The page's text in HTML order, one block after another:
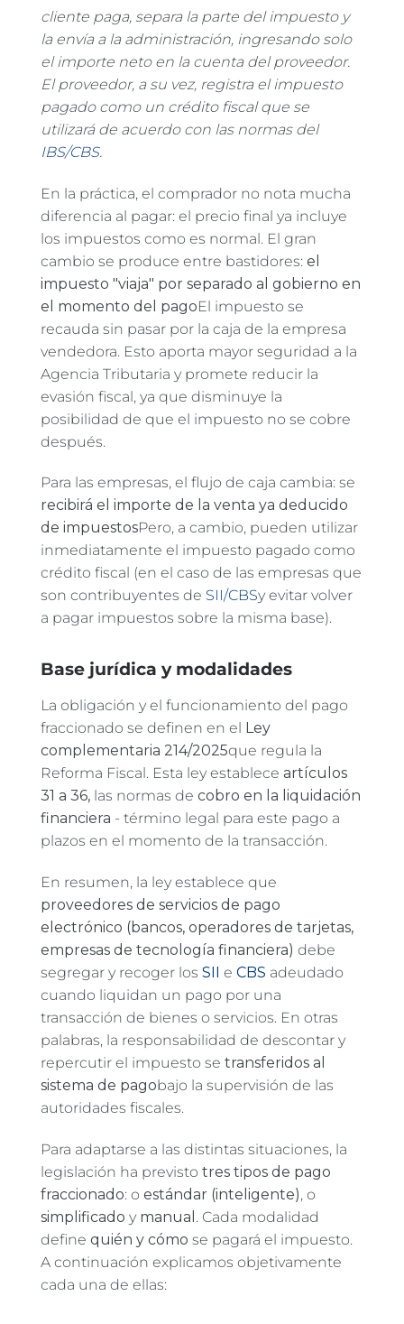
cliente paga, separa la parte del impuesto y
la envía a la administración, ingresando solo
el importe neto en la cuenta del proveedor.
El proveedor, a su vez, registra el impuesto
pagado como un crédito fiscal que se
utilizará de acuerdo con las normas del
IBS/CBS.
En la práctica, el comprador no nota mucha
diferencia al pagar: el precio final ya incluye
los impuestos como es normal. El gran
cambio se produce entre bastidores: el
impuesto "viaja" por separado al gobierno en
el momento del pagoEl impuesto se
recauda sin pasar por la caja de la empresa
vendedora. Esto aporta mayor seguridad a la
Agencia Tributaria y promete reducir la
evasión fiscal, ya que disminuye la
posibilidad de que el impuesto no se cobre
después.
Para las empresas, el flujo de caja cambia: se
recibirá el importe de la venta ya deducido
de impuestosPero, a cambio, pueden utilizar
inmediatamente el impuesto pagado como
crédito fiscal (en el caso de las empresas que
son contribuyentes de SII/CBSy evitar volver
a pagar impuestos sobre la misma base).
Base jurídica y modalidades
La obligación y el funcionamiento del pago
fraccionado se definen en el
Ley
complementaria 214/2025que regula la
Reforma Fiscal. Esta ley establece artículos
31 a 36, las normas de cobro en la liquidación
financiera - término legal para este pago a
plazos en el momento de la transacción.
En resumen, la ley establece que
proveedores de servicios de pago
electrónico (bancos, operadores de tarjetas,
empresas de tecnología financiera) debe
segregar y recoger los SII e CBS adeudado
cuando liquidan un pago por una
transacción de bienes o servicios. En otras
palabras, la responsabilidad de descontar y
repercutir el impuesto se transferidos al
sistema de pagobajo la supervisión de las
autoridades fiscales.
Para adaptarse a las distintas situaciones, la
legislación ha previsto tres tipos de pago
fraccionado: o estándar (inteligente), o
simplificado y manual . Cada modalidad
define quién y cómo se pagará el impuesto.
A continuación explicamos objetivamente
cada una de ellas: